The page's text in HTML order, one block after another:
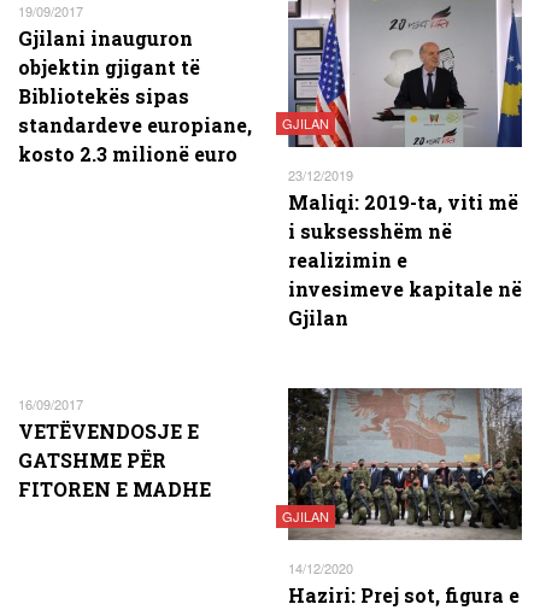
19/09/2017
Gjilani inauguron
objektin gjigant të
Bibliotekës sipas
standardeve europiane,
kosto 2.3 milionë euro
GJILAN
23/12/2019
Maliqi: 2019-ta, viti më
i suksesshëm në
realizimin e
invesimeve kapitale në
Gjilan
16/09/2017
VETËVENDOSJE E
GATSHME PËR
FITOREN E MADHE
GJILAN
14/12/2020
Haziri: Prej sot, figura e